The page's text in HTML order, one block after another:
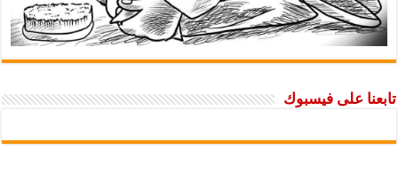
تابعنا على فيسبوك